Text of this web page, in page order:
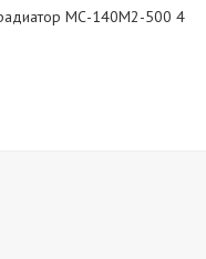
МС-140М2-500 4